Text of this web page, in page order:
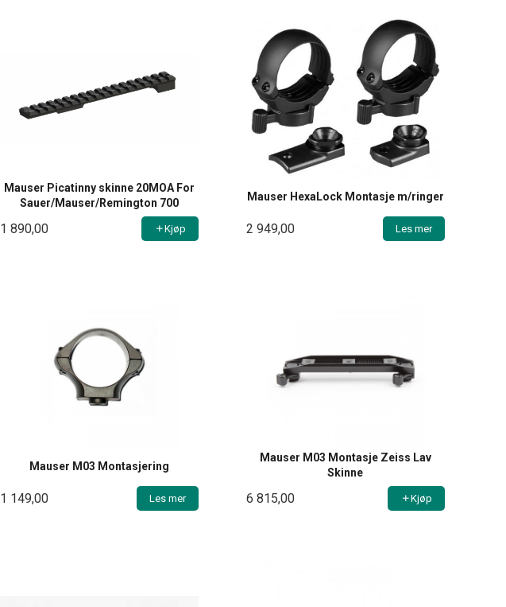
Mauser Picatinny skinne 20MOA For
Sauer/Mauser/Remington 700
1 890,00 Kjøp
Mauser HexaLock Montasje m/ringer
2 949,00 Les mer
Mauser M03 Montasjering
1 149,00 Les mer
Mauser M03 Montasje Zeiss Lav
Skinne
6 815,00 Kjøp